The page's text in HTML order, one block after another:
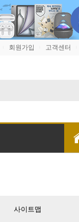
회원가입 고객센터
사이트맵